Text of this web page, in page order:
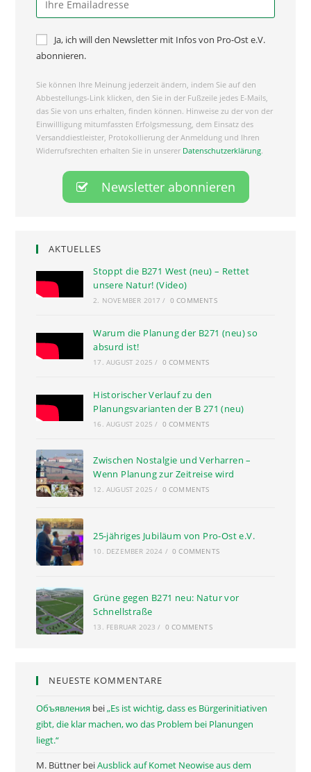
Ja, ich will den Newsletter mit Infos von Pro-Ost e.V.
abonnieren.
Sie können Ihre Meinung jederzeit ändern, indem Sie auf den
Abbestellungs-Link klicken, den Sie in der Fußzeile jedes E-Mails,
das Sie von uns erhalten, finden können. Hinweise zu der von der
Einwillligung mitumfassten Erfolgsmessung, dem Einsatz des
Versanddiestleister, Protokollierung der Anmeldung und Ihren
Widerrufsrechten erhalten Sie in unserer Datenschutzerklärung.
AKTUELLES
Stoppt die B271 West (neu) – Rettet
unsere Natur! (Video)
2. NOVEMBER 2017 / 0 COMMENTS
Warum die Planung der B271 (neu) so
absurd ist!
17. AUGUST 2025 / 0 COMMENTS
Historischer Verlauf zu den
Planungsvarianten der B 271 (neu)
16. AUGUST 2025 / 0 COMMENTS
Zwischen Nostalgie und Verharren –
Wenn Planung zur Zeitreise wird
12. AUGUST 2025 / 0 COMMENTS
25-jähriges Jubiläum von Pro-Ost e.V.
10. DEZEMBER 2024 / 0 COMMENTS
Grüne gegen B271 neu: Natur vor
Schnellstraße
13. FEBRUAR 2023 / 0 COMMENTS
NEUESTE KOMMENTARE
Объявления bei„Es ist wichtig, dass es Bürgerinitiativen
gibt, die klar machen, wo das Problem bei Planungen
liegt.“
M. Büttner beiAusblick auf Komet Neowise aus dem